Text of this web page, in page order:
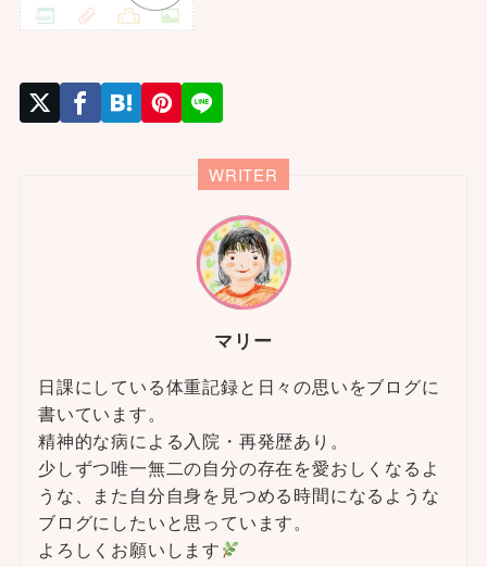
WRITER
マリー
日課にしている体重記録と日々の思いをブログに
書いています。
精神的な病による入院・再発歴あり。
少しずつ唯一無二の自分の存在を愛おしくなるよ
うな、また自分自身を見つめる時間になるような
ブログにしたいと思っています。
よろしくお願いします